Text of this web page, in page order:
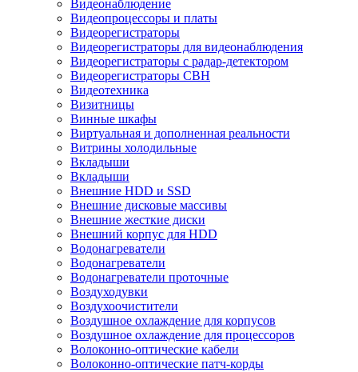
Видеонаблюдение
Видеопроцессоры и платы
Видеорегистраторы
Видеорегистраторы для видеонаблюдения
Видеорегистраторы с радар-детектором
Видеорегистраторы СВН
Видеотехника
Визитницы
Винные шкафы
Виртуальная и дополненная реальности
Витрины холодильные
Вкладыши
Вкладыши
Внешние HDD и SSD
Внешние дисковые массивы
Внешние жесткие диски
Внешний корпус для HDD
Водонагреватели
Водонагреватели
Водонагреватели проточные
Воздуходувки
Воздухоочистители
Воздушное охлаждение для корпусов
Воздушное охлаждение для процессоров
Волоконно-оптические кабели
Волоконно-оптические патч-корды